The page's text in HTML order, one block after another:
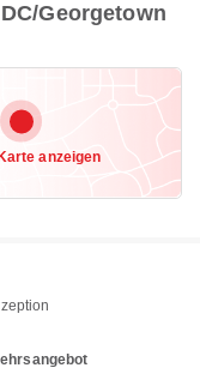
Georgetown
anzeigen